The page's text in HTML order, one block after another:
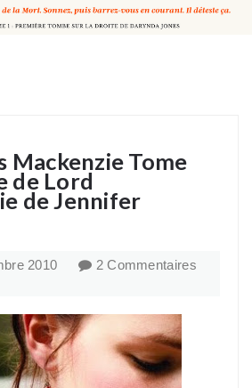
Mackenzie Tome
de Lord
de Jennifer
2010 2 Commentaires